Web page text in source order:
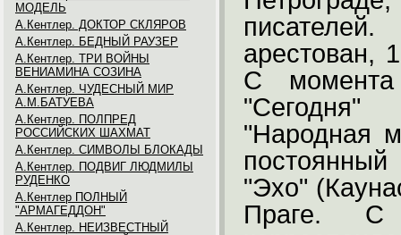
МОДЕЛЬ
А.Кентлер. ДОКТОР СКЛЯРОВ
А.Кентлер. БЕДНЫЙ РАУЗЕР
А.Кентлер. ТРИ ВОЙНЫ
ВЕНИАМИНА СОЗИНА
А.Кентлер. ЧУДЕСНЫЙ МИР
А.М.БАТУЕВА
А.Кентлер. ПОЛПРЕД
РОССИЙСКИХ ШАХМАТ
А.Кентлер. СИМВОЛЫ БЛОКАДЫ
А.Кентлер. ПОДВИГ ЛЮДМИЛЫ
РУДЕНКО
А.Кентлер ПОЛНЫЙ
"АРМАГЕДДОН"
А.Кентлер. НЕИЗВЕСТНЫЙ
арестован,
С момента
"Народная
"Эхо"
Праге.